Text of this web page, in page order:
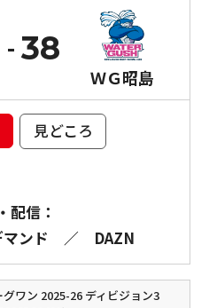
ＷＧ昭島
38
見どころ
配信：
ンド
／ DAZN
ワン 2025-26 ディビジョン3